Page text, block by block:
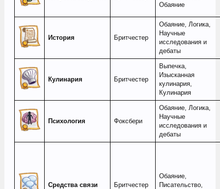
Обаяние
История Бритчестер
Обаяние, Логика,
Научные
исследования и
дебаты
Кулинария Бритчестер
Выпечка,
Изысканная
кулинария,
Кулинария
Психология Фоксбери
Обаяние, Логика,
Научные
исследования и
дебаты
Средства связи Бритчестер
Обаяние,
Писательство,